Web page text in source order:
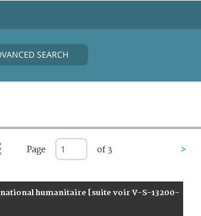
SEARCH
Page of 3 >
humanitaire [suite voir V-S-13200-